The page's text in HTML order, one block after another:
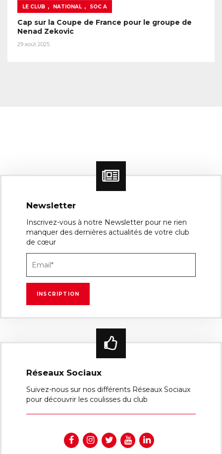
LE CLUB , NATIONAL , SOC A
Cap sur la Coupe de France pour le groupe de
Nenad Zekovic
29 août 2025
Newsletter
Inscrivez-vous à notre Newsletter pour ne rien
manquer des dernières actualités de votre club
de cœur
Réseaux Sociaux
Suivez-nous sur nos différents Réseaux Sociaux
pour découvrir les coulisses du club